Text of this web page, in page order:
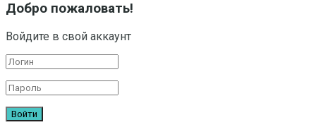
Добро пожаловать!
Войдите в свой аккаунт